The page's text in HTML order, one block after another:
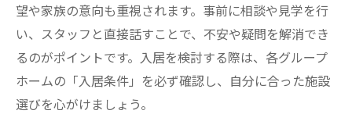
望や家族の意向も重視されます。事前に相談や見学を行
い、スタッフと直接話すことで、不安や疑問を解消でき
るのがポイントです。入居を検討する際は、各グループ
ホームの「入居条件」を必ず確認し、自分に合った施設
選びを心がけましょう。